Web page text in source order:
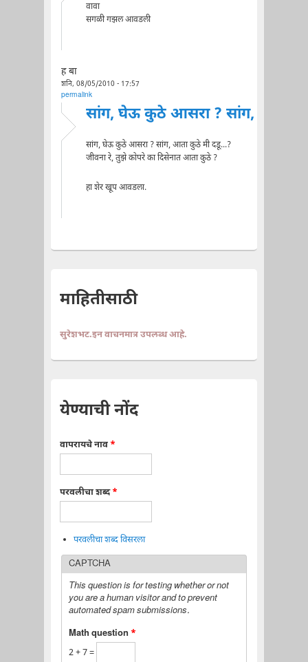
वावा
सगळी गझल आवडली
ह बा
शनि, 08/05/2010 - 17:57
permalink
सांग, घेऊ कुठे आसरा ? सांग,
सांग, घेऊ कुठे आसरा ? सांग, आता कुठे मी दडू...?
जीवना रे, तुझे कोपरे का दिसेनात आता कुठे ?
हा शेर खूप आवडला.
माहितीसाठी
सुरेशभट.इन वाचनमात्र उपलब्ध आहे.
येण्याची नोंद
वापरायचे नाव *
परवलीचा शब्द*
परवलीचा शब्द विसरला
CAPTCHA
This question is for testing whether or not
you are a human visitor and to prevent
automated spam submissions.
Math question *
2 + 7 =